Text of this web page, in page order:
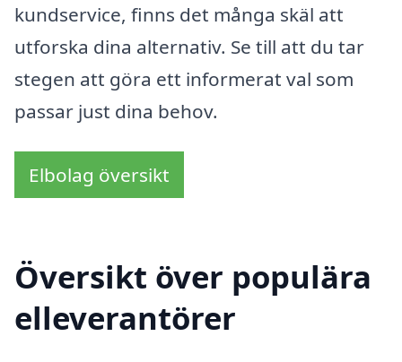
kundservice, finns det många skäl att
utforska dina alternativ. Se till att du tar
stegen att göra ett informerat val som
passar just dina behov.
Elbolag översikt
Översikt över populära
elleverantörer